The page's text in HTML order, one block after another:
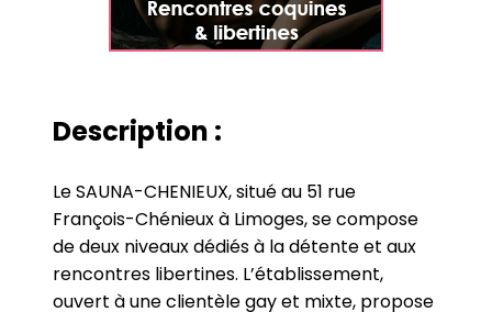
Description :
Le SAUNA-CHENIEUX, situé au 51 rue
François-Chénieux à Limoges, se compose
de deux niveaux dédiés à la détente et aux
rencontres libertines. L’établissement,
ouvert à une clientèle gay et mixte, propose